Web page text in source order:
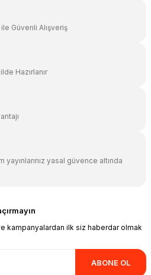
Güvenli Alışveriş
Hazırlanır
yayınlarınız yasal güvence altında
kampanyalardan ilk siz haberdar olmak
ABONE OL